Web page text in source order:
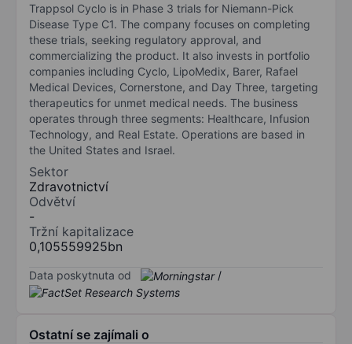
Trappsol Cyclo is in Phase 3 trials for Niemann-Pick
Disease Type C1. The company focuses on completing
these trials, seeking regulatory approval, and
commercializing the product. It also invests in portfolio
companies including Cyclo, LipoMedix, Barer, Rafael
Medical Devices, Cornerstone, and Day Three, targeting
therapeutics for unmet medical needs. The business
operates through three segments: Healthcare, Infusion
Technology, and Real Estate. Operations are based in
the United States and Israel.
Sektor
Zdravotnictví
Odvětví
-
Tržní kapitalizace
0,105559925bn
Data poskytnuta od /
Ostatní se zajímali o